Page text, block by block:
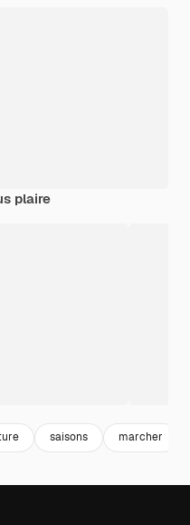
plaire
saisons marcher